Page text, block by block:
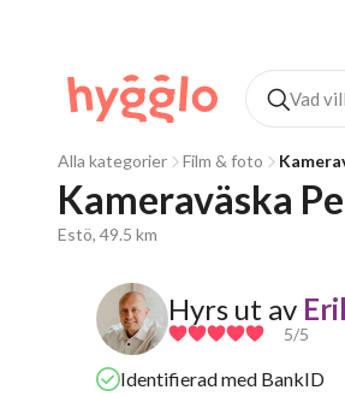
Alla kategorier Film & foto
Kameraväska
Estö, 49.5 km
Hyrs ut av
5/5
Identifierad med BankID